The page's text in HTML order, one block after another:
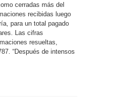
Múltiples
el
92%
de
reclamaciones
luego
del
paso
cerradas más del
recibidas luego
para un total pagado
Las cifras
resueltas,
“Después de intensos